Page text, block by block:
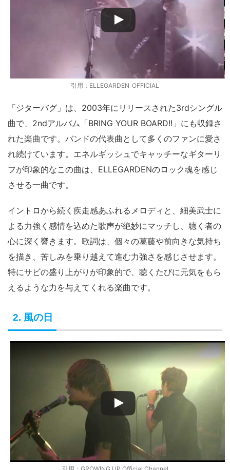
引用：ELLEGARDEN_OFFICIAL
「ジターバグ」は、2003年にリリースされた3rdシングル
曲で、2ndアルバム「BRING YOUR BOARD!!」にも収録さ
れた楽曲です。バンドの代表曲として多くのファンに愛さ
れ続けています。エネルギッシュでキャッチーなギターリ
フが印象的なこの曲は、ELLEGARDENのロック魂を感じ
させる一曲です。
イントロから続く疾走感あふれるメロディと、細美武士に
よる力強く感情を込めた歌声が絶妙にマッチし、聴く者の
心に深く響きます。歌詞は、個々の葛藤や前向きな気持ち
を描き、苦しみを乗り越えて進む力強さを感じさせます。
特にサビの盛り上がりが印象的で、聴くたびに元気をもら
えるような力を与えてくれる楽曲です。
2. 風の日